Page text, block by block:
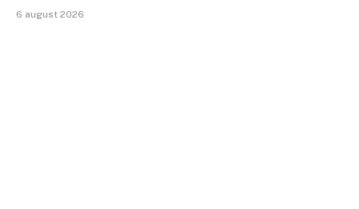
6 august 2026